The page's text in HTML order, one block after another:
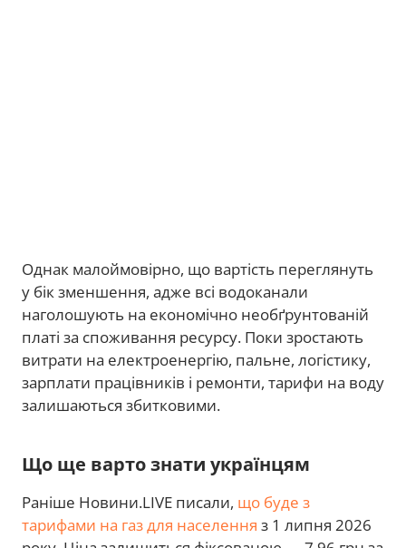
Однак малоймовірно, що вартість переглянуть
у бік зменшення, адже всі водоканали
наголошують на економічно необґрунтованій
платі за споживання ресурсу. Поки зростають
витрати на електроенергію, пальне, логістику,
зарплати працівників і ремонти, тарифи на воду
залишаються збитковими.
Що ще варто знати українцям
Раніше Новини.LIVE писали, що буде з
тарифами на газ для населення з 1 липня 2026